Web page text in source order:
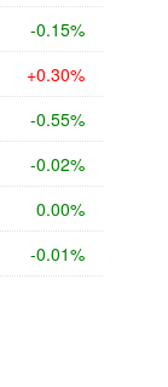
-0.15%
+0.30%
-0.55%
-0.02%
0.00%
-0.01%